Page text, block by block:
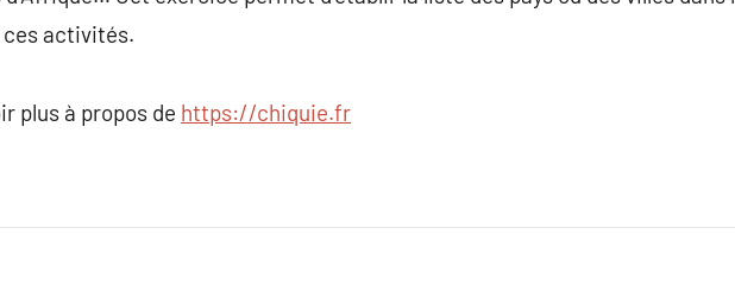
activités.
plus à propos de https://chiquie.fr